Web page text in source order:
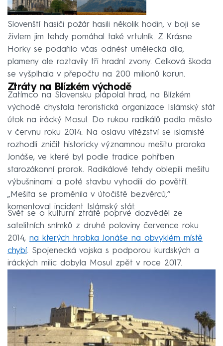
Slovenští hasiči požár hasili několik hodin, v boji se
živlem jim tehdy pomáhal také vrtulník. Z Krásne
Horky se podařilo včas odnést umělecká díla,
plameny ale roztavily tři hradní zvony. Celková škoda
se vyšplhala v přepočtu na 200 milionů korun.
Ztráty na Blízkém východě
Zatímco na Slovensku plápolal hrad, na Blízkém
východě chystala teroristická organizace Islámský stát
útok na irácký Mosul. Do rukou radikálů padlo město
v červnu roku 2014. Na oslavu vítězství se islamisté
rozhodli zničit historicky významnou mešitu proroka
Jonáše, ve které byl podle tradice pohřben
starozákonní prorok. Radikálové tehdy oblepili mešitu
výbušninami a poté stavbu vyhodili do povětří.
„Mešita se proměnila v útočiště bezvěrců,“
komentoval incident Islámský stát.
Svět se o kulturní ztrátě poprvé dozvěděl ze
satelitních snímků z druhé poloviny července roku
2014, na kterých hrobka Jonáše na obvyklém místě
chybí. Spojenecká vojska s podporou kurdských a
iráckých milic dobyla Mosul zpět v roce 2017.